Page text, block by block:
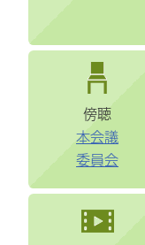
傍聴
本会議
委員会